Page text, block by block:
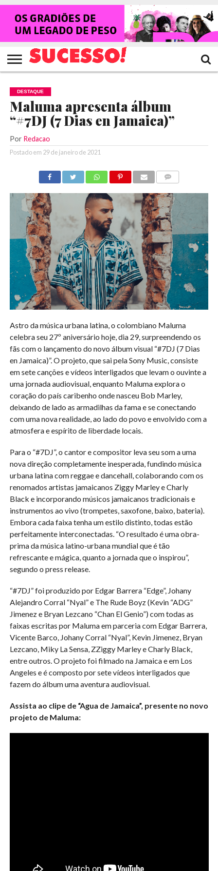
HOME
NOTÍCIAS
SHOWS
ENTREVISTAS
CLIQUES
RANKING
CROWLEY
TV
SUCESSO!
REVISTA
SUCESSO!
DESTAQUE
Maluma apresenta álbum
“#7DJ (7 Dias en Jamaica)”
Por Redacao
Postado em 29 de janeiro de 2021
Astro da música urbana latina, o colombiano Maluma
celebra seu 27º aniversário hoje, dia 29, surpreendendo os
fãs com o lançamento do novo álbum visual “#7DJ (7 Dias
en Jamaica)”. O projeto, que sai pela Sony Music, consiste
em sete canções e vídeos interligados que levam o ouvinte a
uma jornada audiovisual, enquanto Maluma explora o
coração do país caribenho onde nasceu Bob Marley,
deixando de lado as armadilhas da fama e se conectando
com uma nova realidade, ao lado do povo e envolvido com a
atmosfera e espírito de liberdade locais.
Para o “#7DJ”, o cantor e compositor leva seu som a uma
nova direção completamente inesperada, fundindo música
urbana latina com reggae e dancehall, colaborando com os
renomados artistas jamaicanos Ziggy Marley e Charly
Black e incorporando músicos jamaicanos tradicionais e
instrumentos ao vivo (trompetes, saxofone, baixo, bateria).
Embora cada faixa tenha um estilo distinto, todas estão
perfeitamente interconectadas. “O resultado é uma obra-
prima da música latino-urbana mundial que é tão
refrescante e mágica, quanto a jornada que o inspirou”,
segundo o press release.
“#7DJ” foi produzido por Edgar Barrera “Edge”, Johany
Alejandro Corral “Nyal” e The Rude Boyz (Kevin “ADG”
Jimenez e Bryan Lezcano “Chan El Genio”) com todas as
faixas escritas por Maluma em parceria com Edgar Barrera,
Vicente Barco, Johany Corral “Nyal”, Kevin Jimenez, Bryan
Lezcano, Miky La Sensa, ZZiggy Marley e Charly Black,
entre outros. O projeto foi filmado na Jamaica e em Los
Angeles e é composto por sete vídeos interligados que
fazem do álbum uma aventura audiovisual.
Assista ao clipe de “Agua de Jamaica”, presente no novo
projeto de Maluma: